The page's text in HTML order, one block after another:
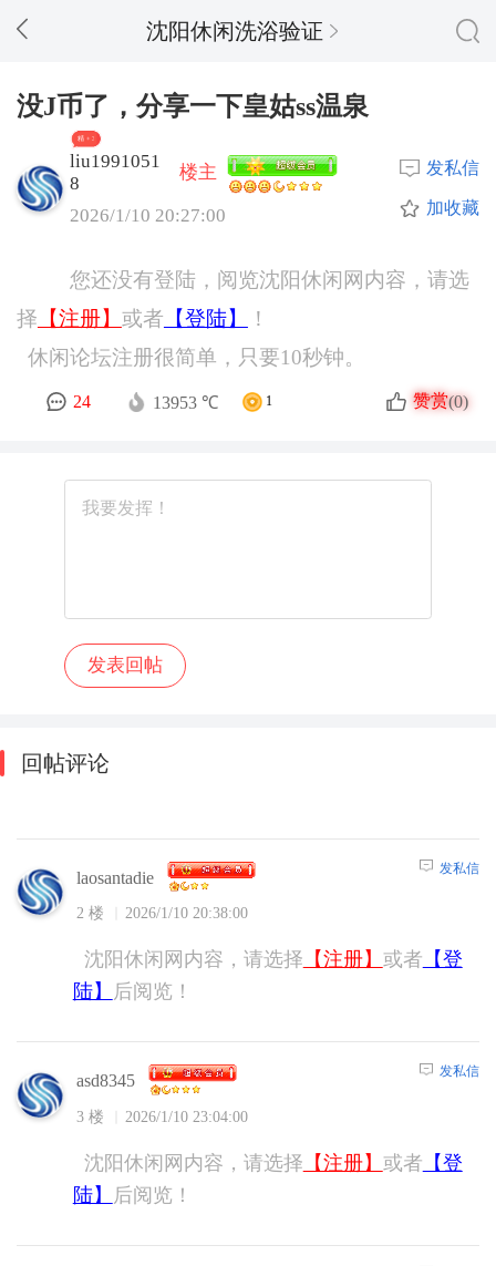
沈阳休闲洗浴验证
没J币了，分享一下皇姑ss温泉
精 + 3
liu1991051
8
楼主
2026/1/10 20:27:00
发私信
加收藏
您还没有登陆，阅览沈阳休闲网内容，请选
择 【注册】 或者 【登陆】
！
休闲论坛注册很简单，只要10秒钟。
24 13953 ℃ 1 赞赏(0)
回帖评论
laosantadie
2 楼 2026/1/10 20:38:00
发私信
沈阳休闲网内容，请选择 【注册】 或者 【登
陆】
后阅览！
asd8345
3 楼 2026/1/10 23:04:00
发私信
沈阳休闲网内容，请选择 【注册】 或者 【登
陆】
后阅览！